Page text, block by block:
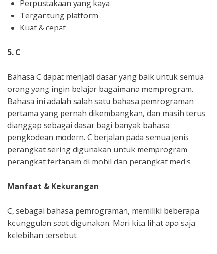
Perpustakaan yang kaya
Tergantung platform
Kuat & cepat
5. C
Bahasa C dapat menjadi dasar yang baik untuk semua
orang yang ingin belajar bagaimana memprogram.
Bahasa ini adalah salah satu bahasa pemrograman
pertama yang pernah dikembangkan, dan masih terus
dianggap sebagai dasar bagi banyak bahasa
pengkodean modern. C berjalan pada semua jenis
perangkat sering digunakan untuk memprogram
perangkat tertanam di mobil dan perangkat medis.
Manfaat & Kekurangan
C, sebagai bahasa pemrograman, memiliki beberapa
keunggulan saat digunakan. Mari kita lihat apa saja
kelebihan tersebut.